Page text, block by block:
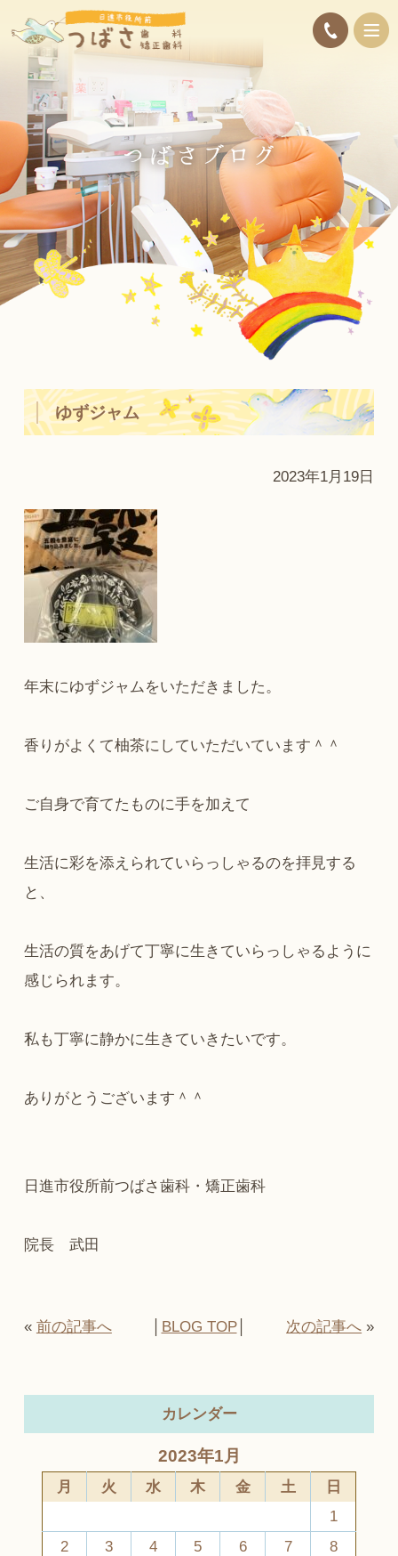
ゆずジャム
2023年1月19日
年末にゆずジャムをいただきました。
香りがよくて柚茶にしていただいています＾＾
ご自身で育てたものに手を加えて
生活に彩を添えられていらっしゃるのを拝見する
と、
生活の質をあげて丁寧に生きていらっしゃるように
感じられます。
私も丁寧に静かに生きていきたいです。
ありがとうございます＾＾
日進市役所前つばさ歯科・矯正歯科
院長 武田
« 前の記事へ BLOG TOP│ 次の記事へ »
カレンダー
2023年1月
月 火 水 木 金 土
日
1
2
3 4 5 6 7
8